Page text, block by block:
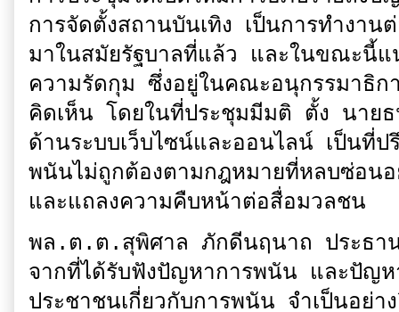
การจัดตั้งสถานบันเทิง เป็นการทำงา
มาในสมัยรัฐบาลที่แล้ว และในขณะนี้แ
ความรัดกุม ซึ่งอยู่ในคณะอนุกรรมาธิก
คิดเห็น โดยในที่ประชุมมีมติ ตั้ง นาย
ด้านระบบเว็บไซน์และออนไลน์ เป็นที่
พนันไม่ถูกต้องตามกฎหมายที่หลบซ่อนอ
และแถลงความคืบหน้าต่อสื่อมวลชน
พล.ต.ต.สุพิศาล ภักดีนฤนาถ ประธาน
จากที่ได้รับฟังปัญหาการพนัน และปัญ
ประชาชนเกี่ยวกับการพนัน จำเป็นอย่า